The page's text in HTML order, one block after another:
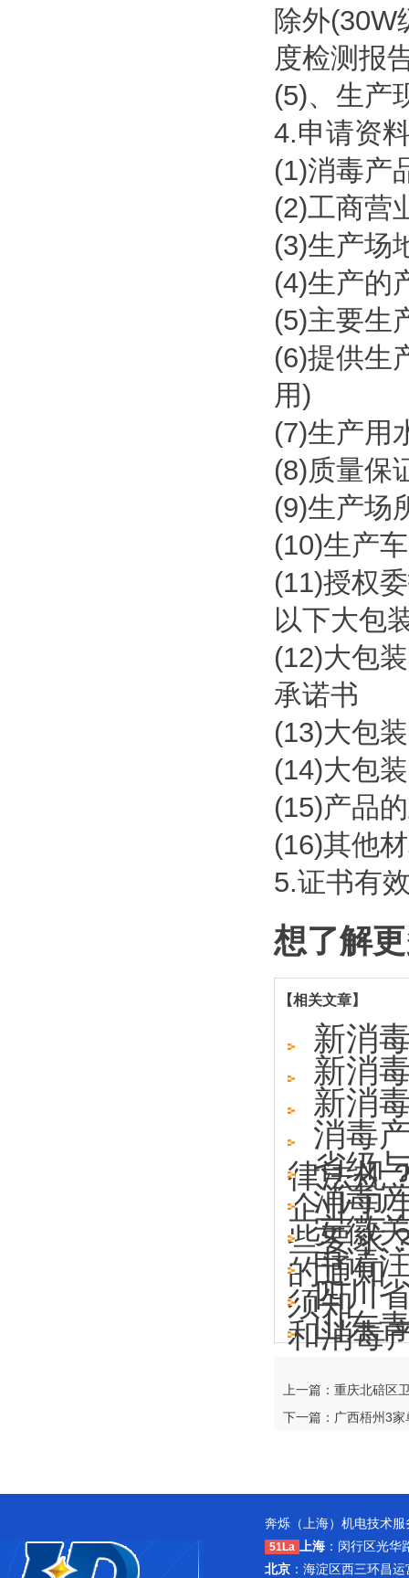
除外(30W
度检测报
(5)、生产
4.申请资
(1)消毒产
(2)工商营
(3)生产场
(4)生产的
(5)主要生
(6)提供生
用)
(7)生产用
(8)质量保
(9)生产场
(10)生产
(11)授权
以下大包
(12)大包
承诺书
(13)大包
(14)大包
(15)产品
(16)其他
5.证书有
想了解
【相关文章】
新消
新消
新消
消毒
律法规
省级
企业卫
消毒
些要求
安徽
的通知
申请
须知
四川
和消毒
山东
上一篇：重庆北碚区
下一篇：广西梧州3
奔烁（上海）机电技术
51La 上海 ：闵行区光
北京 ：海淀区西三环